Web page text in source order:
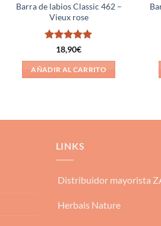
Barra de labios Classic 462 –
Vieux rose
Valorado
18,90€
AÑADIR AL CARRITO
LINKS
Distribuidor mayorista
Herbals Nature